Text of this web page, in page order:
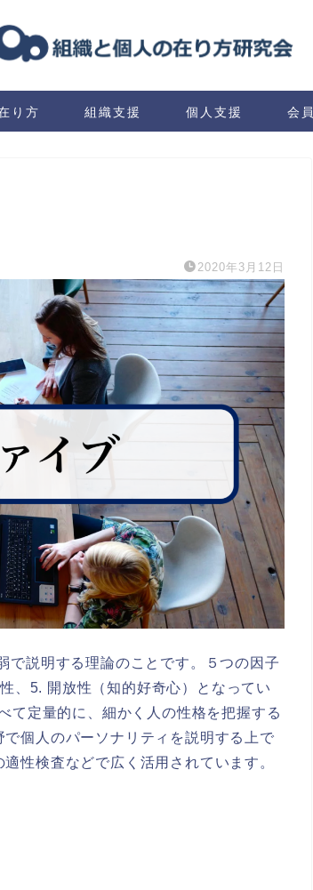
り方 組織支援 個人支援 会員
2020年3月12日
で説明する理論のことです。５つの因子
、5. 開放性（知的好奇心）となってい
て定量的に、細かく人の性格を把握する
個人のパーソナリティを説明する上で
性検査などで広く活用されています。